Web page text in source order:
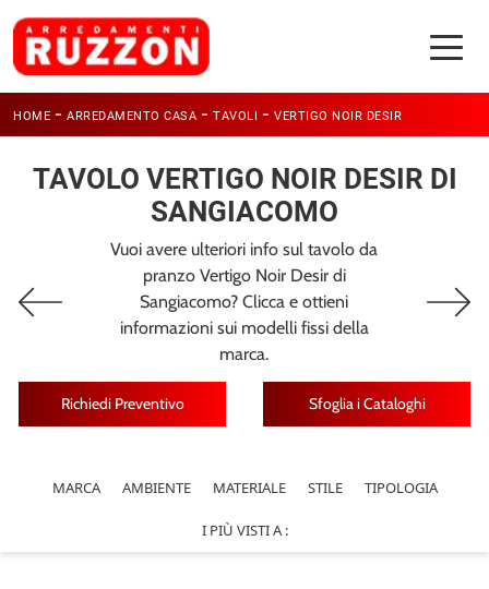
HOME - ARREDAMENTO CASA - TAVOLI - VERTIGO NOIR DESIR
TAVOLO VERTIGO NOIR DESIR DI
SANGIACOMO
Vuoi avere ulteriori info sul tavolo da
pranzo Vertigo Noir Desir di
Sangiacomo? Clicca e ottieni
informazioni sui modelli fissi della
marca.
Richiedi Preventivo Sfoglia i Cataloghi
MARCA AMBIENTE MATERIALE STILE TIPOLOGIA
I PIÙ VISTI A :